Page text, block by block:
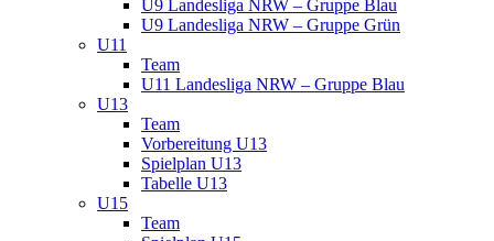
U9 Landesliga NRW – Gruppe Blau
U9 Landesliga NRW – Gruppe Grün
U11
Team
U11 Landesliga NRW – Gruppe Blau
U13
Team
Vorbereitung U13
Spielplan U13
Tabelle U13
U15
Team